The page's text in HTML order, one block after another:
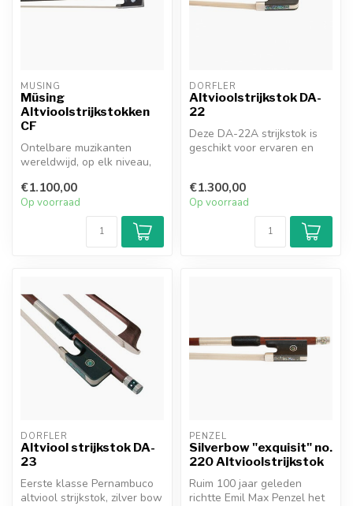
MÜSING
Müsing
Altvioolstrijkstokken
CF
Ontelbare muzikanten
wereldwijd, op elk niveau,
precies de...
€1.100,00
Op voorraad
DÖRFLER
Altvioolstrijkstok DA-
22
Deze DA-22A strijkstok is
geschikt voor ervaren en
€1.300,00
Op voorraad
DÖRFLER
Altviool strijkstok DA-
23
Eerste klasse Pernambuco
altviool strijkstok, zilver bow
PENZEL
Silverbow "exquisit" no.
220 Altvioolstrijkstok
Ruim 100 jaar geleden
richtte Emil Max Penzel het